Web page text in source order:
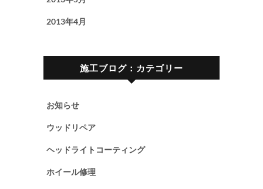
2013年4月
施工ブログ：カテゴリー
お知らせ
ウッドリペア
ヘッドライトコーティング
ホイール修理